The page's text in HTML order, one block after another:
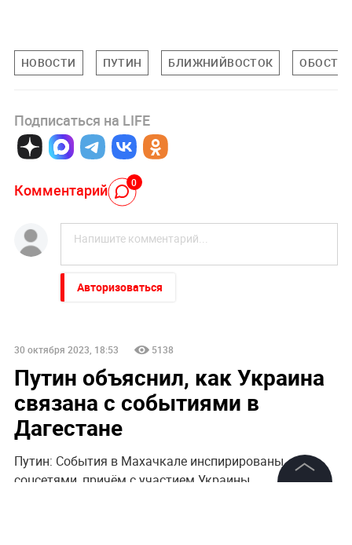
НОВОСТИ ПУТИН БЛИЖНИЙВОСТОК
Подписаться на LIFE
Комментарий 0
Авторизоваться
30 октября 2023, 18:53 5138
Путин объяснил, как Украина
связана с событиями в
Дагестане
Путин: События в Махачкале инспирированы
соцсетями, причём с участием Украины